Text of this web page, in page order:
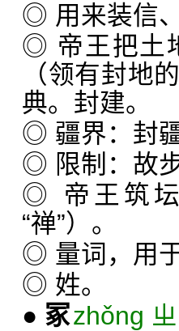
◎ 用来装信
◎ 帝王把土
（领有封地
典。封建。
◎ 疆界：封
◎ 限制：故步
◎ 帝王筑坛
“禅”）。
◎ 量词，用
◎ 姓。
● 冢zhǒng